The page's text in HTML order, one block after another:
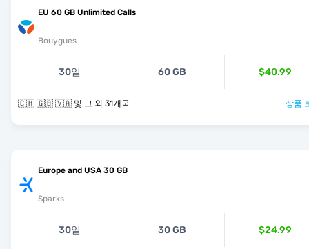
EU 60 GB Unlimited Calls
Bouygues
30일 60 GB $40.99
🇨🇭 🇬🇧 🇻🇦 및 그 외 31개국 상품
Europe and USA 30 GB
Sparks
30일 30 GB $24.99